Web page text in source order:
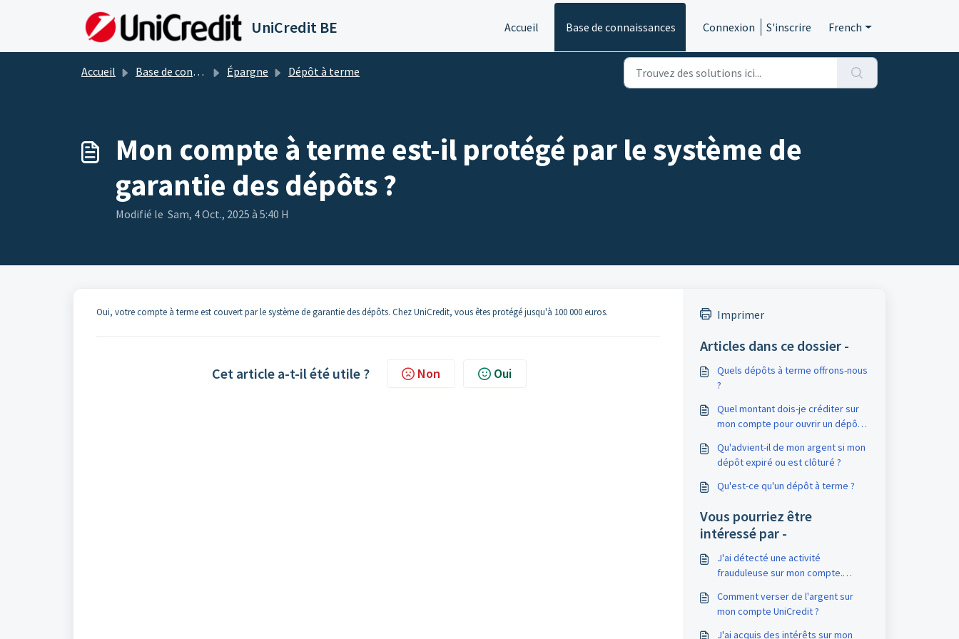
UniCredit BE Accueil Base de connaissances Connexion S'inscrire French
Accueil Base de connaissances Épargne Dépôt à terme
Mon compte à terme est-il protégé par le système de
garantie des dépôts ?
Modifié le Sam, 4 Oct., 2025 à 5:40 H
Oui, votre compte à terme est couvert par le système de garantie des dépôts. Chez UniCredit, vous êtes protégé jusqu'à 100 000 euros.
Cet article a-t-il été utile ? Non Oui
Imprimer
Articles dans ce dossier -
Quels dépôts à terme offrons-nous
?
Quel montant dois-je créditer sur
mon compte pour ouvrir un dépôt à
Qu'advient-il de mon argent si mon
dépôt expiré ou est clôturé ?
Qu'est-ce qu'un dépôt à terme ?
Vous pourriez être
intéressé par -
J'ai détecté une activité
frauduleuse sur mon compte.
compte ?
Comment verser de l'argent sur
mon compte UniCredit ?
J'ai acquis des intérêts sur mon